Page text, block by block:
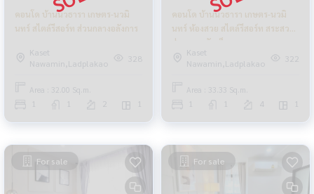
คอนโด บ้านนวธารา เกษตร-นวมิ
นทร์ สไตล์รีสอร์ท ส่วนกลางอลังการ
Kaset
Nawamin,Ladplakao
328
Area : 32.00 Sq.m.
1 1 2 1
คอนโด บ้านนวธารา เกษตร-นวมิ
นทร์ ห้องสวย สไตล์รีสอร์ท สระสวย
ส่วนกลางจัดเต็ม
Kaset
Nawamin,Ladplakao
322
Area : 33.33 Sq.m.
1 1 4 1
For sale For sale